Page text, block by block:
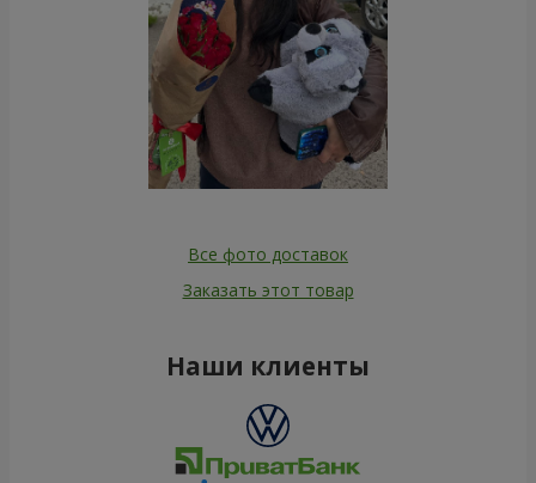
Все фото доставок
Заказать этот товар
Наши клиенты